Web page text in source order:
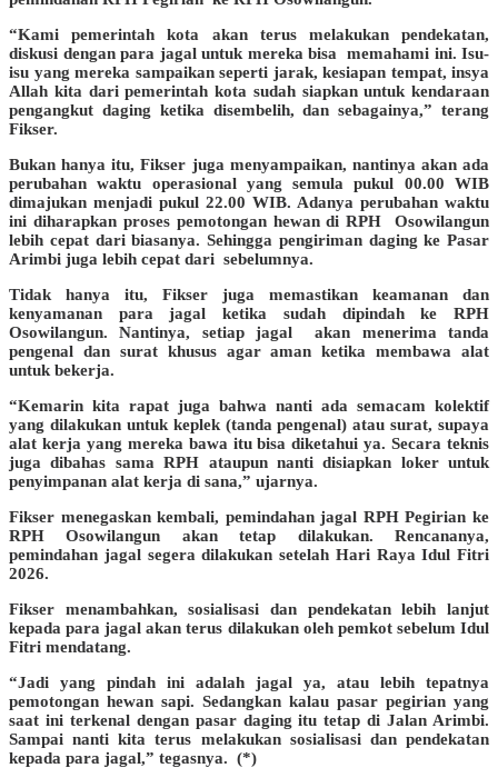
“Kami pemerintah kota akan terus melakukan pendekatan,
diskusi dengan para jagal untuk mereka bisa memahami ini. Isu-
isu yang mereka sampaikan seperti jarak, kesiapan tempat, insya
Allah kita dari pemerintah kota sudah siapkan untuk kendaraan
pengangkut daging ketika disembelih, dan sebagainya,” terang
Fikser.
Bukan hanya itu, Fikser juga menyampaikan, nantinya akan ada
perubahan waktu operasional yang semula pukul 00.00 WIB
dimajukan menjadi pukul 22.00 WIB. Adanya perubahan waktu
ini diharapkan proses pemotongan hewan di RPH Osowilangun
lebih cepat dari biasanya. Sehingga pengiriman daging ke Pasar
Arimbi juga lebih cepat dari sebelumnya.
Tidak hanya itu, Fikser juga memastikan keamanan dan
kenyamanan para jagal ketika sudah dipindah ke RPH
Osowilangun. Nantinya, setiap jagal akan menerima tanda
pengenal dan surat khusus agar aman ketika membawa alat
untuk bekerja.
“Kemarin kita rapat juga bahwa nanti ada semacam kolektif
yang dilakukan untuk keplek (tanda pengenal) atau surat, supaya
alat kerja yang mereka bawa itu bisa diketahui ya. Secara teknis
juga dibahas sama RPH ataupun nanti disiapkan loker untuk
penyimpanan alat kerja di sana,” ujarnya.
Fikser menegaskan kembali, pemindahan jagal RPH Pegirian ke
RPH Osowilangun akan tetap dilakukan. Rencananya,
pemindahan jagal segera dilakukan setelah Hari Raya Idul Fitri
2026.
Fikser menambahkan, sosialisasi dan pendekatan lebih lanjut
kepada para jagal akan terus dilakukan oleh pemkot sebelum Idul
Fitri mendatang.
“Jadi yang pindah ini adalah jagal ya, atau lebih tepatnya
pemotongan hewan sapi. Sedangkan kalau pasar pegirian yang
saat ini terkenal dengan pasar daging itu tetap di Jalan Arimbi.
Sampai nanti kita terus melakukan sosialisasi dan pendekatan
kepada para jagal,” tegasnya. (*)